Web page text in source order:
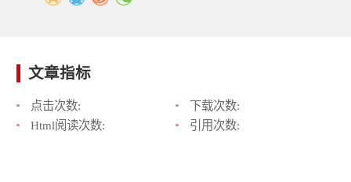
文章指标
点击次数:
下载次数:
Html阅读次数:
引用次数: